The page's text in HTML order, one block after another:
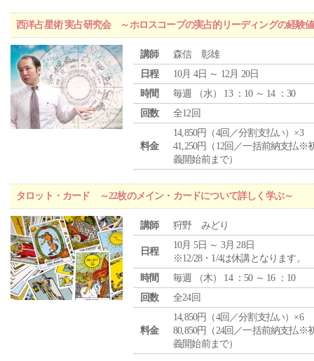
西洋占星術 実占研究会 ～ホロスコープの実占的リーディングの経験
講師
森信 彰雄
日程
10月 4日 ～ 12月 20日
時間
毎週 （水） 13 ：10 ～ 14 ：30
回数
全12回
料金
14,850円（4回／分割支払い）×3
41,250円（12回／一括前納支払※
義開始前まで）
タロット・カード ～22枚のメイン・カードについて詳しく学ぶ～
講師 狩野 みどり
日程
10月 5日 ～ 3月 28日
※12/28・1/4は休講となります。
時間
毎週 （木） 14 ：50 ～ 16 ：10
回数
全24回
料金
14,850円（4回／分割支払い）×6
80,850円（24回／一括前納支払※
義開始前まで）